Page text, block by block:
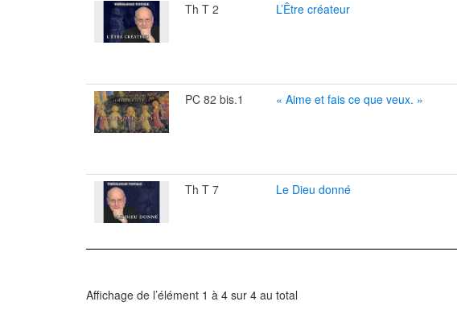
Th T 2 L’Être créateur
PC 82 bis.1 « Aime et fais ce que veux. »
Th T 7 Le Dieu donné
Affichage de l’élément 1 à 4 sur 4 au total